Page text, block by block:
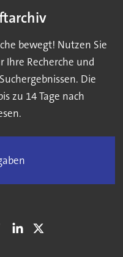
bewegt! Nutzen Sie
Ihre Recherche und
Die
zu 14 Tage nach